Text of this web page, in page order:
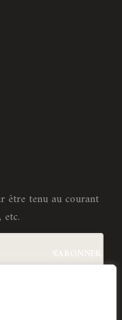
être tenu au courant
etc.